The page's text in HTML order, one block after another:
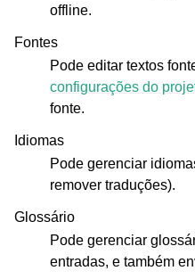
offline.
Fontes
Pode editar textos
configurações do
fonte.
Idiomas
Pode gerenciar
remover traduções).
Glossário
Pode gerenciar
entradas, e também